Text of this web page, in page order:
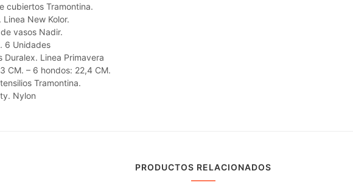
cubiertos Tramontina.
Linea New Kolor.
vasos Nadir.
6 Unidades
Duralex. Linea Primavera
CM. – 6 hondos: 22,4 CM.
Tramontina.
Nylon
PRODUCTOS RELACIONADOS